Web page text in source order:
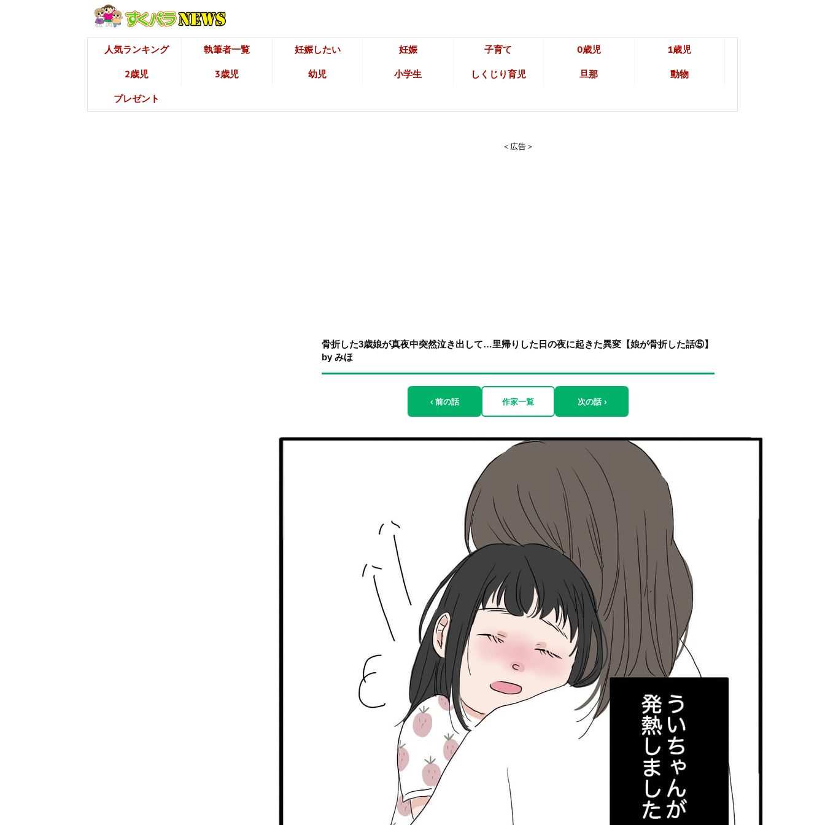
人気ランキング 執筆者一覧 妊娠したい 妊娠 子育て 0歳児 1歳児
2歳児 3歳児 幼児 小学生 しくじり育児 旦那 動物
プレゼント
＜広告＞
骨折した3歳娘が真夜中突然泣き出して…里帰りした日の夜に起きた異変【娘が骨折した話⑤】
by みほ
‹ 前の話 作家一覧 次の話 ›